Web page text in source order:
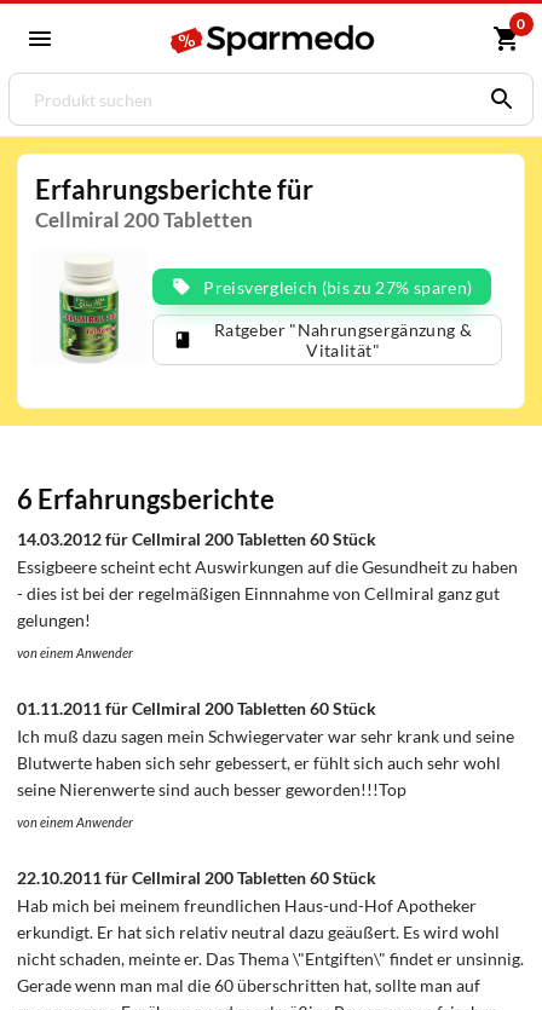
0
Erfahrungsberichte für
Cellmiral 200 Tabletten
Preisvergleich (bis zu 27% sparen)
Ratgeber "Nahrungsergänzung &
Vitalität"
6 Erfahrungsberichte
14.03.2012 für Cellmiral 200 Tabletten 60 Stück
Essigbeere scheint echt Auswirkungen auf die Gesundheit zu haben
- dies ist bei der regelmäßigen Einnnahme von Cellmiral ganz gut
gelungen!
von einem Anwender
01.11.2011 für Cellmiral 200 Tabletten 60 Stück
Ich muß dazu sagen mein Schwiegervater war sehr krank und seine
Blutwerte haben sich sehr gebessert, er fühlt sich auch sehr wohl
seine Nierenwerte sind auch besser geworden!!!Top
von einem Anwender
22.10.2011 für Cellmiral 200 Tabletten 60 Stück
Hab mich bei meinem freundlichen Haus-und-Hof Apotheker
erkundigt. Er hat sich relativ neutral dazu geäußert. Es wird wohl
nicht schaden, meinte er. Das Thema \"Entgiften\" findet er unsinnig.
Gerade wenn man mal die 60 überschritten hat, sollte man auf